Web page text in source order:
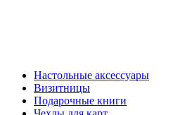
Настольные аксессуары
Визитницы
Подарочные книги